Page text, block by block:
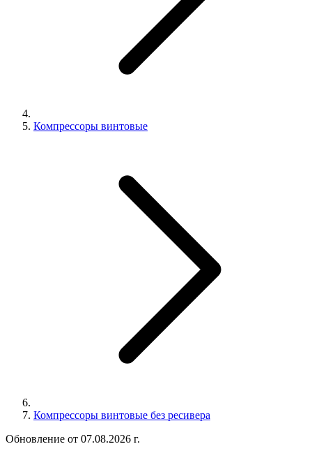
Компрессоры винтовые
Компрессоры винтовые без ресивера
Обновление от 07.08.2026 г.